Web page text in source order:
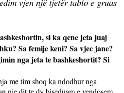
si ka qene jeta juaj
Sa femije keni? Sa vjec jane?
nga jeta te bashkeshortit? Si
me tim shoq ka ndodhur nga